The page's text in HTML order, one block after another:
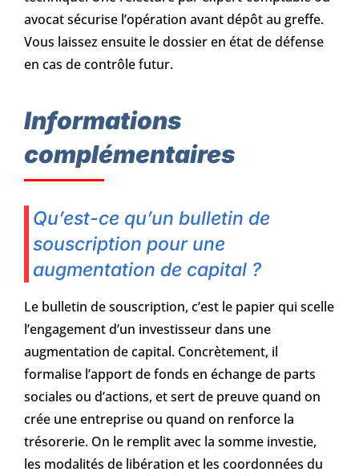
avocat sécurise l’opération avant dépôt au greffe.
Vous laissez ensuite le dossier en état de défense
en cas de contrôle futur.
Informations
complémentaires
Qu’est-ce qu’un bulletin de
souscription pour une
augmentation de capital ?
Le bulletin de souscription, c’est le papier qui scelle
l’engagement d’un investisseur dans une
augmentation de capital. Concrètement, il
formalise l’apport de fonds en échange de parts
sociales ou d’actions, et sert de preuve quand on
crée une entreprise ou quand on renforce la
trésorerie. On le remplit avec la somme investie,
les modalités de libération et les coordonnées du